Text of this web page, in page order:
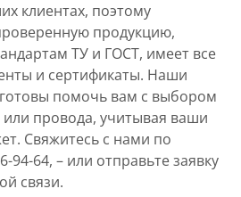
клиентах, поэтому
продукцию,
ТУ и ГОСТ, имеет все
и сертификаты. Наши
помочь вам с выбором
провода, учитывая ваши
Свяжитесь с нами по
94-64, – или отправьте заявку
связи.